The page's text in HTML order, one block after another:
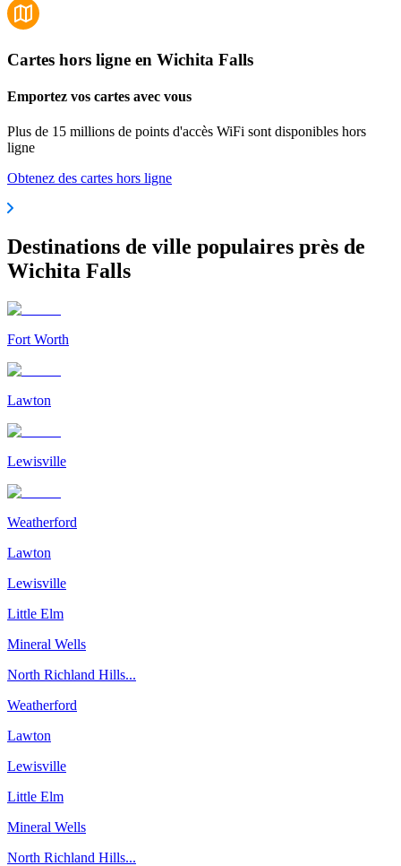
Cartes hors ligne en Wichita Falls
Emportez vos cartes avec vous
Plus de 15 millions de points d'accès WiFi sont disponibles hors
ligne
Obtenez des cartes hors ligne
Destinations de ville populaires près de
Wichita Falls
Fort Worth
Lawton
Lewisville
Weatherford
Lawton
Lewisville
Little Elm
Mineral Wells
North Richland Hills...
Weatherford
Lawton
Lewisville
Little Elm
Mineral Wells
North Richland Hills...